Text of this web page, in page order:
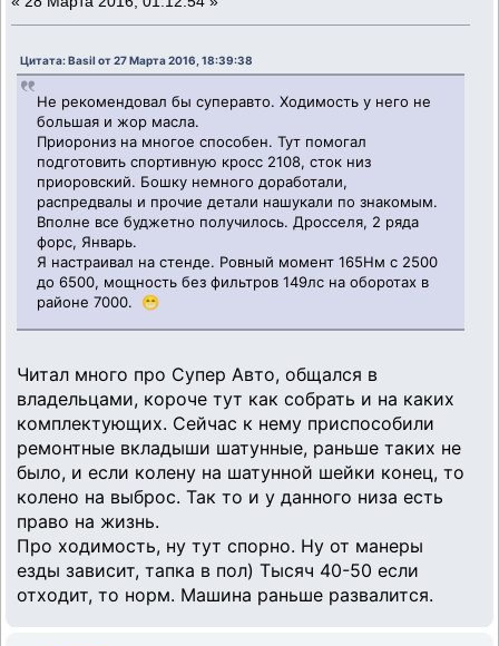
Цитата: Basil от 27 Марта 2016, 18:39:38
Не рекомендовал бы суперавто. Ходимость у него не
большая и жор масла.
Приорониз на многое способен. Тут помогал
подготовить спортивную кросс 2108, сток низ
приоровский. Бошку немного доработали,
распредвалы и прочие детали нашукали по знакомым.
Вполне все буджетно получилось. Дросселя, 2 ряда
форс, Январь.
Я настраивал на стенде. Ровный момент 165Нм с 2500
до 6500, мощность без фильтров 149лс на оборотах в
районе 7000. 😁
Читал много про Супер Авто, общался в
владельцами, короче тут как собрать и на каких
комплектующих. Сейчас к нему приспособили
ремонтные вкладыши шатунные, раньше таких не
было, и если колену на шатунной шейки конец, то
колено на выброс. Так то и у данного низа есть
право на жизнь.
Про ходимость, ну тут спорно. Ну от манеры
езды зависит, тапка в пол) Тысяч 40-50 если
отходит, то норм. Машина раньше развалится.